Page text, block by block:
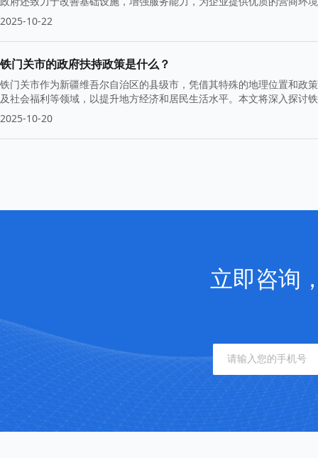
2025-10-22
铁门关市的政府扶持政策是什么？
铁门关市作为新疆维吾尔自治区的县级市，凭借其特殊的地理位置和政
及社会福利等领域，以提升地方经济和居民生活水平。本文将深入探讨
2025-10-20
立即咨询